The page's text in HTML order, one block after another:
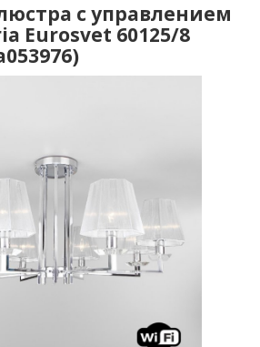
с управлением
Eurosvet 60125/8